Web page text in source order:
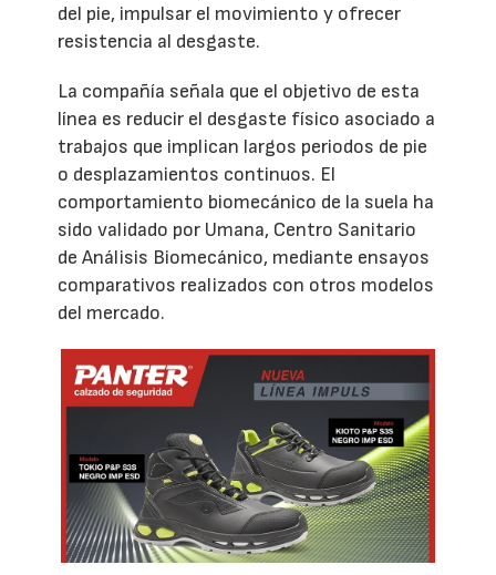
del pie, impulsar el movimiento y ofrecer
resistencia al desgaste.
La compañía señala que el objetivo de esta
línea es reducir el desgaste físico asociado a
trabajos que implican largos periodos de pie
o desplazamientos continuos. El
comportamiento biomecánico de la suela ha
sido validado por Umana, Centro Sanitario
de Análisis Biomecánico, mediante ensayos
comparativos realizados con otros modelos
del mercado.